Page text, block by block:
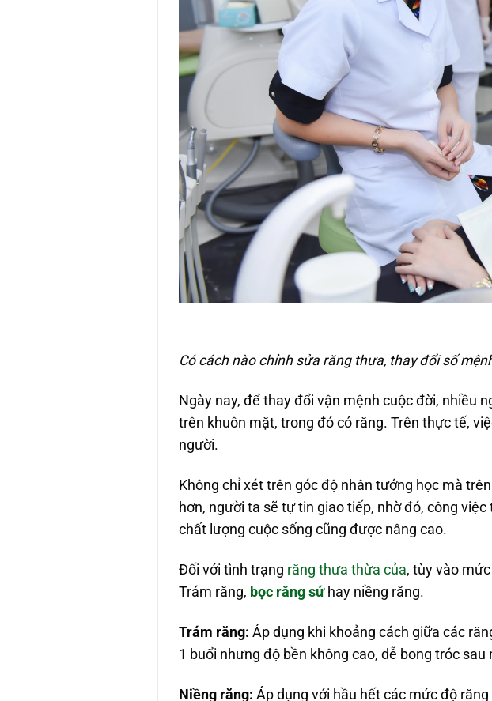
Có cách nào chỉnh sửa răng thưa, thay đổi số
Ngày nay, để thay đổi vận mệnh cuộc đời, nhiều
trên khuôn mặt, trong đó có răng. Trên thực tế,
người.
Không chỉ xét trên góc độ nhân tướng học mà
hơn, người ta sẽ tự tin giao tiếp, nhờ đó, công
chất lượng cuộc sống cũng được nâng cao.
Đối với tình trạng răng thưa thừa của, tùy vào
Trám răng, bọc răng sứ hay niềng răng.
Trám răng: Áp dụng khi khoảng cách giữa các
1 buổi nhưng độ bền không cao, dễ bong tróc sau
Niềng răng: Áp dụng với hầu hết các mức độ